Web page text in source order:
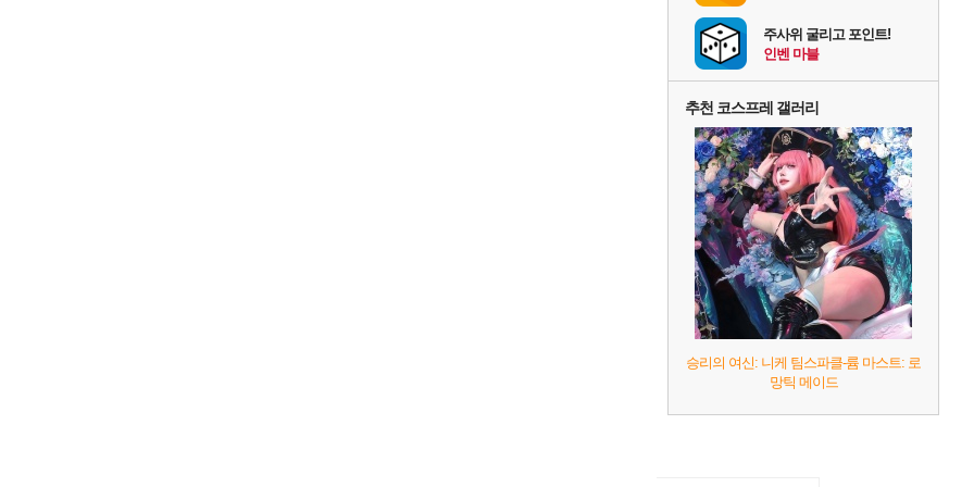
주사위 굴리고 포인트!
인벤 마블
추천 코스프레 갤러리
승리의 여신: 니케 팀스파클-륨 마스트: 로
망틱 메이드